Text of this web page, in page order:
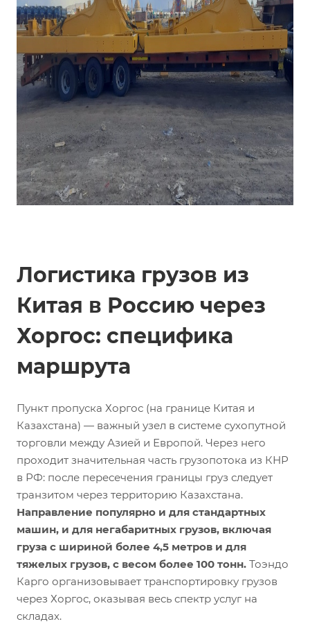
Логистика грузов из
Китая в Россию через
Хоргос: специфика
маршрута
Пункт пропуска Хоргос (на границе Китая и
Казахстана) — важный узел в системе сухопутной
торговли между Азией и Европой. Через него
проходит значительная часть грузопотока из КНР
в РФ: после пересечения границы груз следует
транзитом через территорию Казахстана.
Направление популярно и для стандартных
машин, и для негабаритных грузов, включая
груза с шириной более 4,5 метров и для
тяжелых грузов, с весом более 100 тонн. Тоэндо
Карго организовывает транспортировку грузов
через Хоргос, оказывая весь спектр услуг на
складах.